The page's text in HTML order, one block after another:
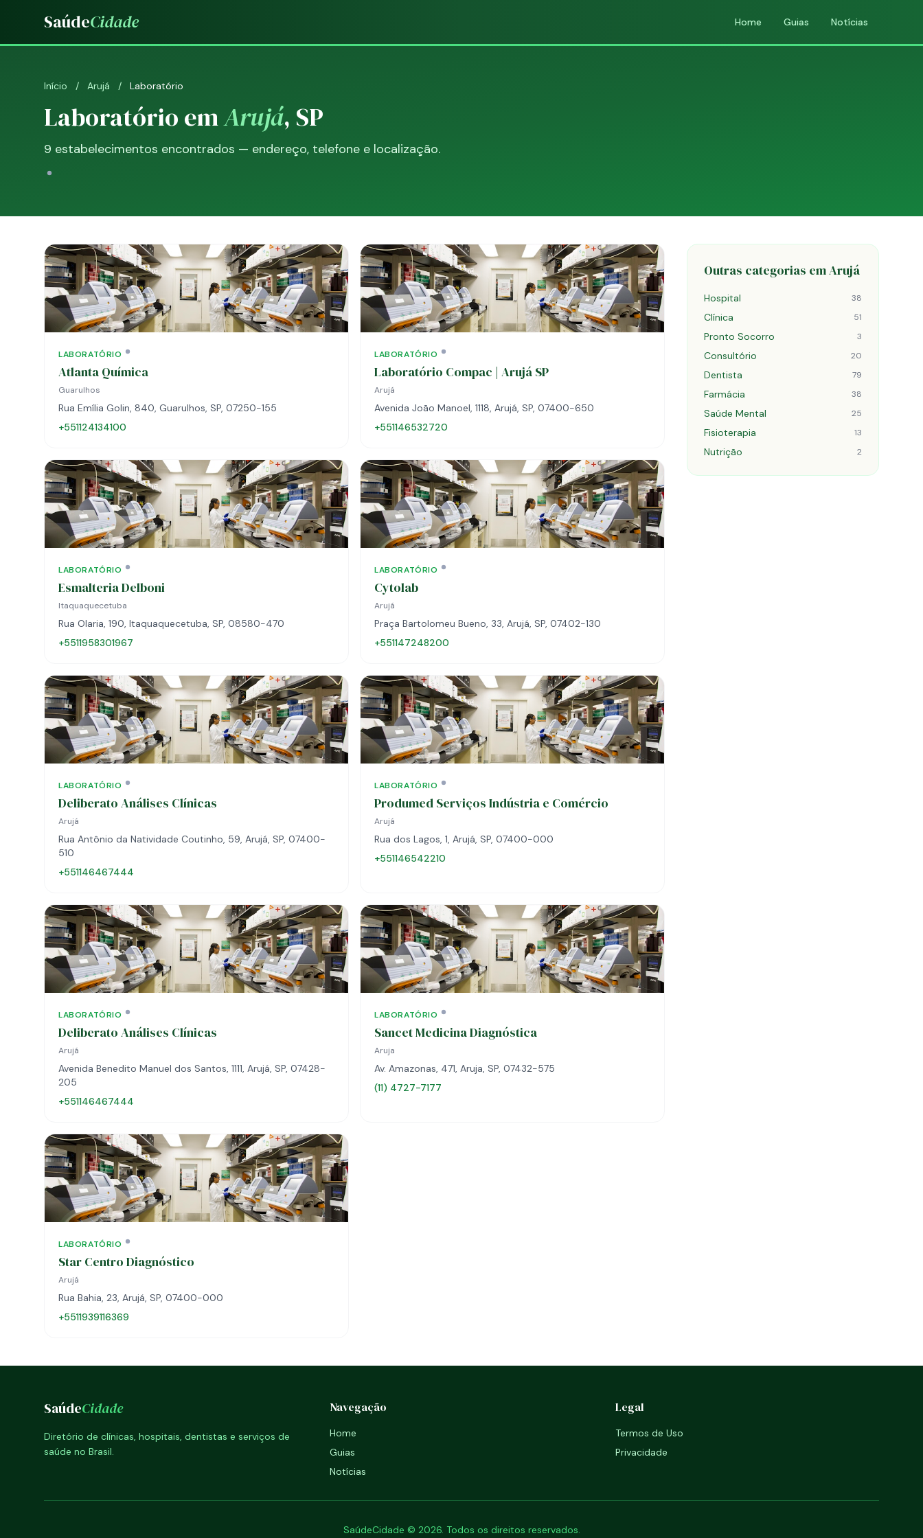
SaúdeCidade Home Guias Notícias
Início / Arujá / Laboratório
Laboratório emArujá, SP
9 estabelecimentos encontrados — endereço, telefone e localização.
LABORATÓRIO
Atlanta Química
Guarulhos
Rua Emília Golin, 840, Guarulhos, SP, 07250-155
+551124134100
LABORATÓRIO
Laboratório Compac | Arujá SP
Arujá
Avenida João Manoel, 1118, Arujá, SP, 07400-650
+551146532720
LABORATÓRIO
Esmalteria Delboni
Itaquaquecetuba
Rua Olaria, 190, Itaquaquecetuba, SP, 08580-470
+5511958301967
LABORATÓRIO
Cytolab
Arujá
Praça Bartolomeu Bueno, 33, Arujá, SP, 07402-130
+551147248200
LABORATÓRIO
Deliberato Análises Clínicas
Arujá
Rua Antônio da Natividade Coutinho, 59, Arujá, SP, 07400-
510
+551146467444
LABORATÓRIO
Produmed Serviços Indústria e Comércio
Arujá
Rua dos Lagos, 1, Arujá, SP, 07400-000
+551146542210
LABORATÓRIO
Deliberato Análises Clínicas
Arujá
Avenida Benedito Manuel dos Santos, 1111, Arujá, SP, 07428-
205
+551146467444
LABORATÓRIO
Sancet Medicina Diagnóstica
Aruja
Av. Amazonas, 471, Aruja, SP, 07432-575
(11) 4727-7177
LABORATÓRIO
Star Centro Diagnóstico
Arujá
Rua Bahia, 23, Arujá, SP, 07400-000
+5511939116369
Outras categorias em Arujá
Hospital 38
Clínica 51
Pronto Socorro 3
Consultório 20
Dentista 79
Farmácia 38
Saúde Mental 25
Fisioterapia 13
Nutrição 2
SaúdeCidade
Diretório de clínicas, hospitais, dentistas e serviços de
saúde no Brasil.
Navegação
Home
Guias
Notícias
Legal
Termos de Uso
Privacidade
SaúdeCidade © 2026. Todos os direitos reservados.